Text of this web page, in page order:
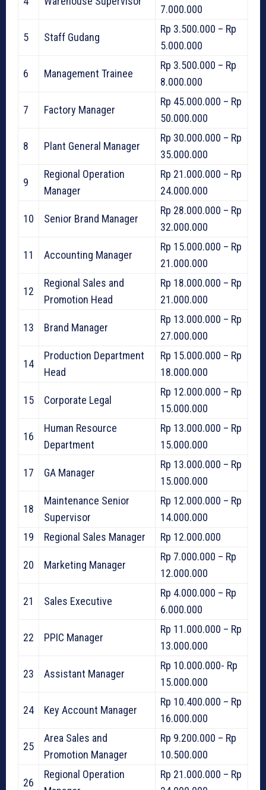
7.000.000
5 Staff Gudang
Rp 3.500.000 – Rp
5.000.000
6 Management Trainee
Rp 3.500.000 – Rp
8.000.000
7 Factory Manager
Rp 45.000.000 – Rp
50.000.000
8 Plant General Manager
Rp 30.000.000 – Rp
35.000.000
9
Regional Operation
Manager
Rp 21.000.000 – Rp
24.000.000
10 Senior Brand Manager
Rp 28.000.000 – Rp
32.000.000
11 Accounting Manager
Rp 15.000.000 – Rp
21.000.000
12
Regional Sales and
Promotion Head
Rp 18.000.000 – Rp
21.000.000
13 Brand Manager
Rp 13.000.000 – Rp
27.000.000
14
Production Department
Head
Rp 15.000.000 – Rp
18.000.000
15 Corporate Legal
Rp 12.000.000 – Rp
15.000.000
16
Human Resource
Department
Rp 13.000.000 – Rp
15.000.000
17 GA Manager
Rp 13.000.000 – Rp
15.000.000
18
Maintenance Senior
Supervisor
Rp 12.000.000 – Rp
14.000.000
19
Regional Sales Manager Rp 12.000.000
20 Marketing Manager
Rp 7.000.000 – Rp
12.000.000
21 Sales Executive
Rp 4.000.000 – Rp
6.000.000
22 PPIC Manager
Rp 11.000.000 – Rp
13.000.000
23 Assistant Manager
Rp 10.000.000- Rp
15.000.000
24 Key Account Manager
Rp 10.400.000 – Rp
16.000.000
25
Area Sales and
Promotion Manager
Rp 9.200.000 – Rp
10.500.000
26
Regional Operation
Rp 21.000.000 – Rp